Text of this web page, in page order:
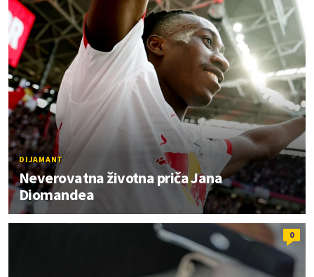
DIJAMANT
Neverovatna životna priča Jana
Diomandea
0